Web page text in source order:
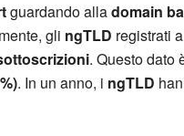
guardando alladomain
gli ngTLD registrati
. Questo dato
. In un anno, i ngTLD